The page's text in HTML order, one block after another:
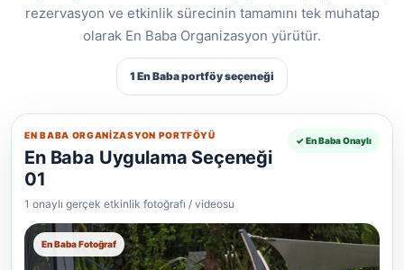
rezervasyon ve etkinlik sürecinin tamamını tek muhatap
olarak En Baba Organizasyon yürütür.
1 En Baba portföy seçeneği
EN BABA ORGANIZASYON PORTFÖYÜ
En Baba Uygulama Seçeneği
01
1 onaylı gerçek etkinlik fotoğrafı / videosu
✓ En Baba Onaylı
En Baba Fotoğraf